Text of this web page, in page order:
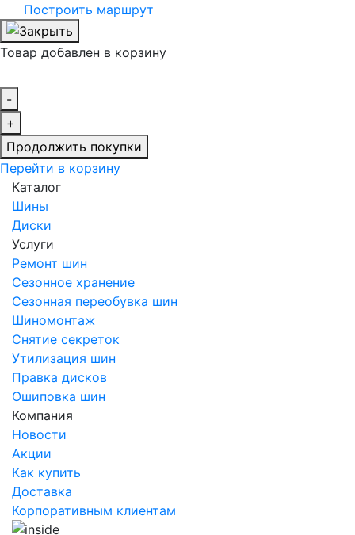
Построить маршрут
Товар добавлен в корзину
-
+
Продолжить покупки
Перейти в корзину
Каталог
Шины
Диски
Услуги
Ремонт шин
Сезонное хранение
Сезонная переобувка шин
Шиномонтаж
Снятие секреток
Утилизация шин
Правка дисков
Ошиповка шин
Компания
Новости
Акции
Как купить
Доставка
Корпоративным клиентам